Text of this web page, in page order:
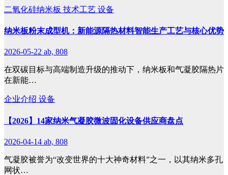
二氧化硅纳米板 技术工艺 设备
纳米板粉末成型机：新能源隔热材料智能生产工艺与核心优势
2026-05-22 ab, 808
在双碳目标与高端制造升级的推动下，纳米板和气凝胶隔热片
在新能…
企业介绍 设备
【2026】14家纳米气凝胶微波固化设备供应商盘点
2026-04-14 ab, 808
气凝胶被誉为“改变世界的十大神奇材料”之一，以其纳米多孔
网状…